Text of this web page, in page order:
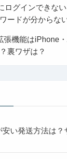
ログインできな
ードが分からな
張機能はiPhone
裏ワザは？
安い発送方法は？